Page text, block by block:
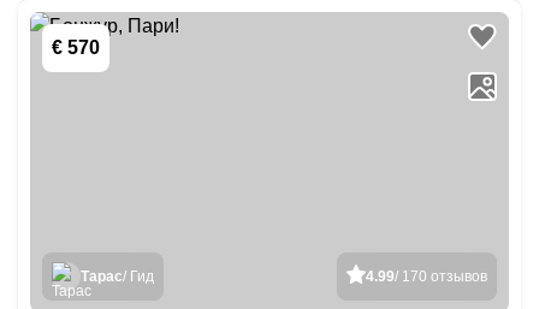
€ 570
4.99/ 170 отзывов
Тарас/ Гид